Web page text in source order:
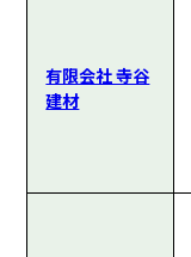
有限会社 寺谷
建材